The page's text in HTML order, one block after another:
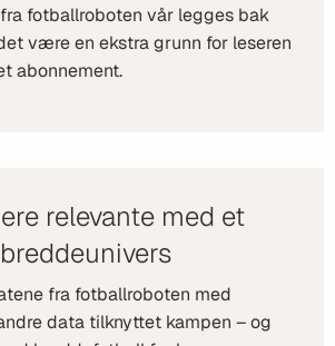
fotballroboten vår legges bak
være en ekstra grunn for leseren
abonnement.
relevante med et
breddeunivers
fra fotballroboten med
data tilknyttet kampen – og